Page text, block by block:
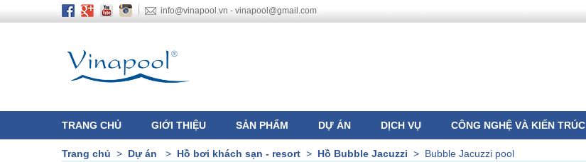
info@vinapool.vn - vinapool@gmail.com
TRANG CHỦ GIỚI THIỆU SẢN PHẨM DỰ ÁN DỊCH VỤ CÔNG NGHỆ VÀ KIẾN TRÚC
Trang chủ > Dự án > Hồ bơi khách sạn - resort > Hồ Bubble Jacuzzi > Bubble Jacuzzi pool